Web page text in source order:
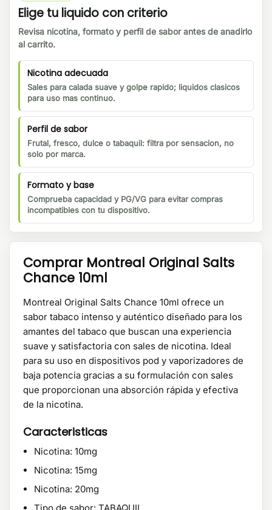
Elige tu liquido con criterio
Revisa nicotina, formato y perfil de sabor antes de anadirlo
al carrito.
Nicotina adecuada
Sales para calada suave y golpe rapido; liquidos clasicos
para uso mas continuo.
Perfil de sabor
Frutal, fresco, dulce o tabaquil: filtra por sensacion, no
solo por marca.
Formato y base
Comprueba capacidad y PG/VG para evitar compras
incompatibles con tu dispositivo.
Comprar Montreal Original Salts
Chance 10ml
Montreal Original Salts Chance 10ml ofrece un
sabor tabaco intenso y auténtico diseñado para los
amantes del tabaco que buscan una experiencia
suave y satisfactoria con sales de nicotina. Ideal
para su uso en dispositivos pod y vaporizadores de
baja potencia gracias a su formulación con sales
que proporcionan una absorción rápida y efectiva
de la nicotina.
Caracteristicas
Nicotina: 10mg
Nicotina: 15mg
Nicotina: 20mg